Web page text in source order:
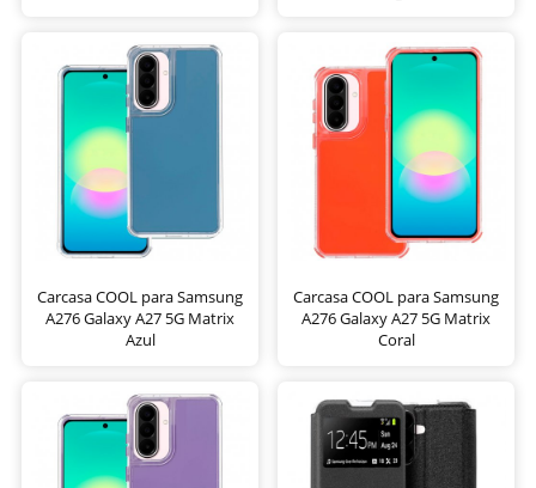
Carcasa COOL para Samsung
A276 Galaxy A27 5G Matrix
Azul
Carcasa COOL para Samsung
A276 Galaxy A27 5G Matrix
Coral